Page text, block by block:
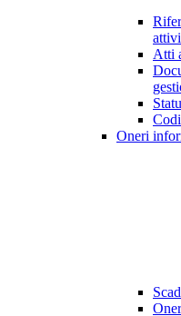
Atti
Oneri